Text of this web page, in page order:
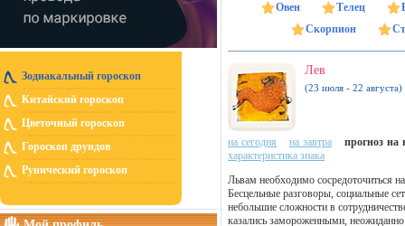
Зодиакальный гороскоп
Китайский гороскоп
Цветочный гороскоп
Гороскоп друидов
Рунический гороскоп
Овен Телец
Скорпион
Лев
(23 июля - 22 августа)
на сегодня на завтра
прогноз на
характеристика знака
Львам необходимо сосредоточиться
Бесцельные разговоры, социальные
небольшие сложности в
казались замороженными,